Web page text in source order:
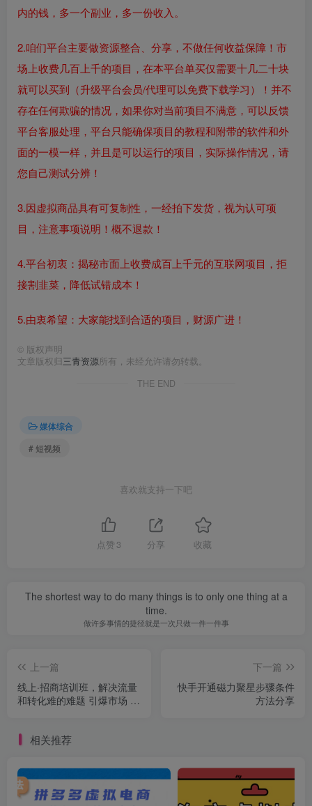
内的钱，多一个副业，多一份收入。
2.咱们平台主要做资源整合、分享，不做任何收益保障！市
场上收费几百上千的项目，在本平台单买仅需要十几二十块
就可以买到（升级平台会员/代理可以免费下载学习）！并不
存在任何欺骗的情况，如果你对当前项目不满意，可以反馈
平台客服处理，平台只能确保项目的教程和附带的软件和外
面的一模一样，并且是可以运行的项目，实际操作情况，请
您自己测试分辨！
3.因虚拟商品具有可复制性，一经拍下发货，视为认可项
目，注意事项说明！概不退款！
4.平台初衷：揭秘市面上收费成百上千元的互联网项目，拒
接割韭菜，降低试错成本！
5.由衷希望：大家能找到合适的项目，财源广进！
© 版权声明
文章版权归三青资源所有，未经允许请勿转载。
THE END
媒体综合
# 短视频
喜欢就支持一下吧
点赞 3 分享 收藏
The shortest way to do many things is to only one thing at a
time.
做许多事情的捷径就是一次只做一件一件事
上一篇
线上·招商培训班，解决流量
和转化难的难题 引爆市场 从
下一篇
快手开通磁力聚星步骤条件
方法分享
相关推荐